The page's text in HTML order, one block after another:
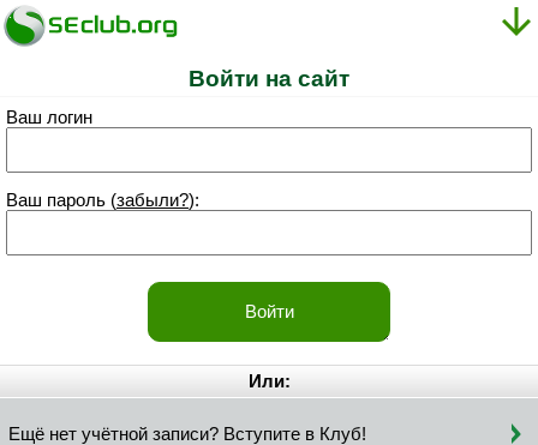
Войти на сайт
Ваш логин
Ваш пароль (забыли?):
Или:
Ещё нет учётной записи? Вступите в Клуб!